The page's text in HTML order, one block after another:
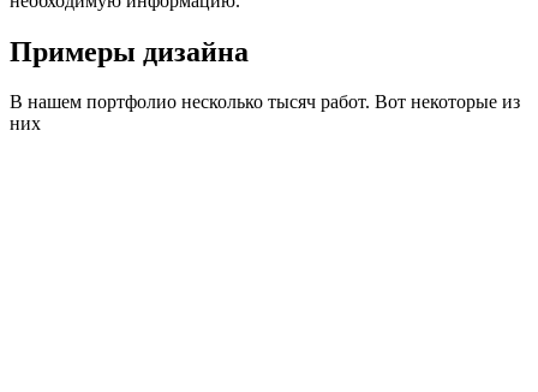
Примеры дизайна
В нашем портфолио несколько тысяч работ. Вот некоторые из
них